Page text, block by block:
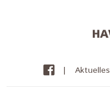
| Aktuelles